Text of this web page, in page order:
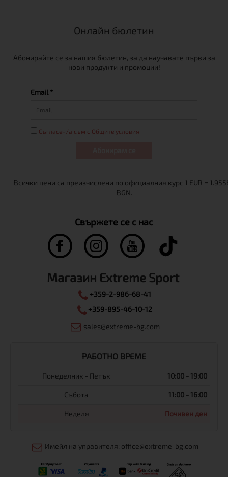
Онлайн бюлетин
Абонирайте се за нашия бюлетин, за да научавате първи за
нови продукти и промоции!
Email *
Съгласен/а съм с Общите условия
Свържете се с нас
Магазин Extreme Sport
+359-2-986-68-41
+359-895-46-10-12
sales@extreme-bg.com
РАБОТНО ВРЕМЕ
Понеделник - Петък 10:00 - 19:00
Събота 11:00 - 16:00
Неделя Почивен ден
Имейл на управителя: office@extreme-bg.com